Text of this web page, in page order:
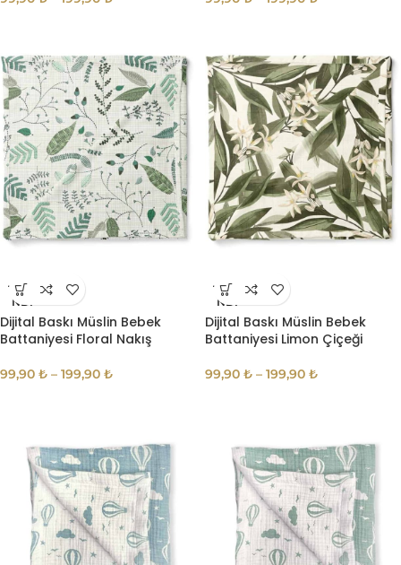
TÜKE
NDI
Dijital Baskı Müslin Bebek
Battaniyesi Floral Nakış
99,90 ₺ – 199,90 ₺
TÜKE
NDI
Dijital Baskı Müslin Bebek
Battaniyesi Limon Çiçeği
99,90 ₺ – 199,90 ₺